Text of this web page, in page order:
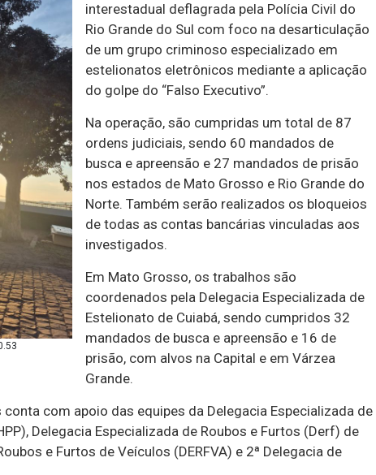
interestadual deflagrada pela Polícia Civil do
Rio Grande do Sul com foco na desarticulação
de um grupo criminoso especializado em
estelionatos eletrônicos mediante a aplicação
do golpe do “Falso Executivo”.
Na operação, são cumpridas um total de 87
ordens judiciais, sendo 60 mandados de
busca e apreensão e 27 mandados de prisão
nos estados de Mato Grosso e Rio Grande do
Norte. Também serão realizados os bloqueios
de todas as contas bancárias vinculadas aos
investigados.
Em Mato Grosso, os trabalhos são
coordenados pela Delegacia Especializada de
Estelionato de Cuiabá, sendo cumpridos 32
mandados de busca e apreensão e 16 de
prisão, com alvos na Capital e em Várzea
Grande.
com apoio das equipes da Delegacia Especializada de
Delegacia Especializada de Roubos e Furtos (Derf) de
e Furtos de Veículos (DERFVA) e 2ª Delegacia de